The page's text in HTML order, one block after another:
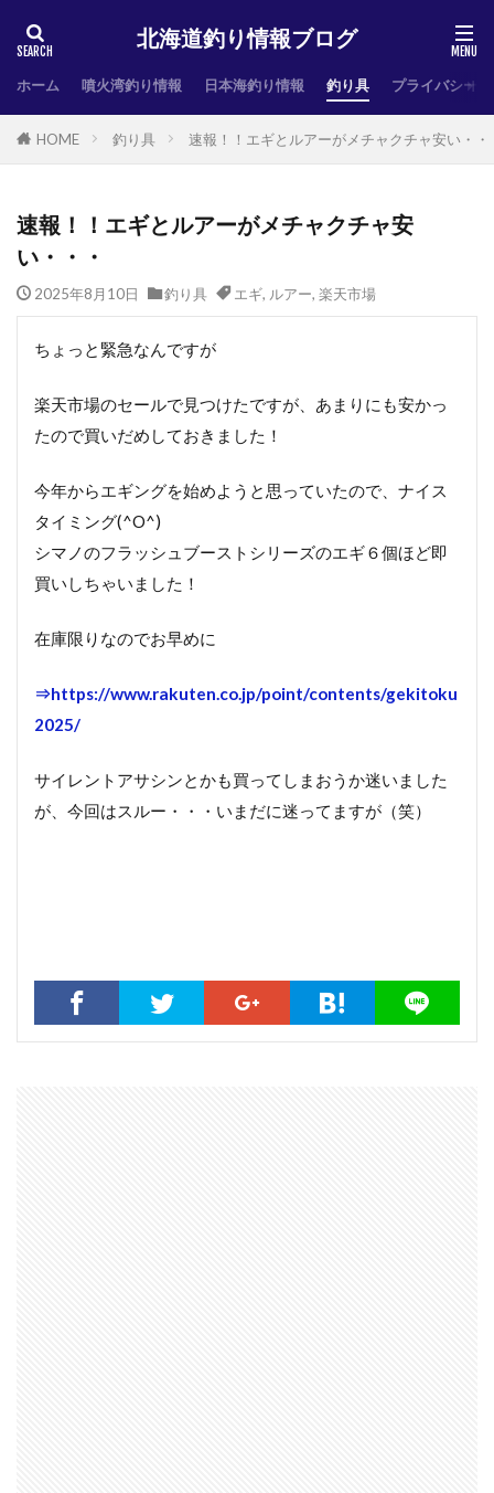
北海道釣り情報ブログ
ホーム 噴火湾釣り情報 日本海釣り情報 釣り具 プライバシー
HOME 釣り具 速報！！エギとルアーがメチャクチャ安い・・
速報！！エギとルアーがメチャクチャ安
い・・・
2025年8月10日 釣り具 エギ, ルアー, 楽天市場
ちょっと緊急なんですが
楽天市場のセールで見つけたですが、あまりにも安かっ
たので買いだめしておきました！
今年からエギングを始めようと思っていたので、ナイス
タイミング(^O^)
シマノのフラッシュブーストシリーズのエギ６個ほど即
買いしちゃいました！
在庫限りなのでお早めに
⇒https://www.rakuten.co.jp/point/contents/gekitoku
2025/
サイレントアサシンとかも買ってしまおうか迷いました
が、今回はスルー・・・いまだに迷ってますが（笑）